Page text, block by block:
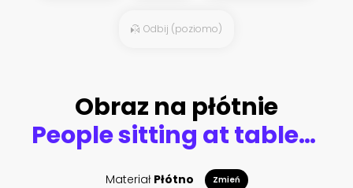
Odbij (poziomo)
Obraz na płótnie
People sitting at tables outside bar
Materiał Płótno Zmień